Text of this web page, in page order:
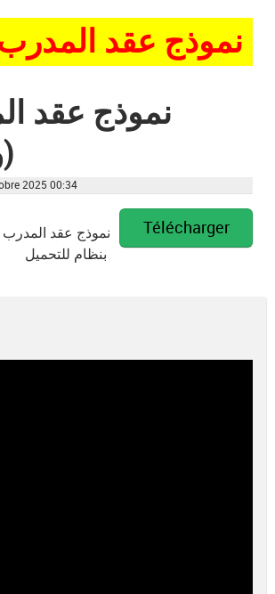
نموذج عقد
نموذج عقد
2025 00:34
Télécharger
نموذج عقد المدرب